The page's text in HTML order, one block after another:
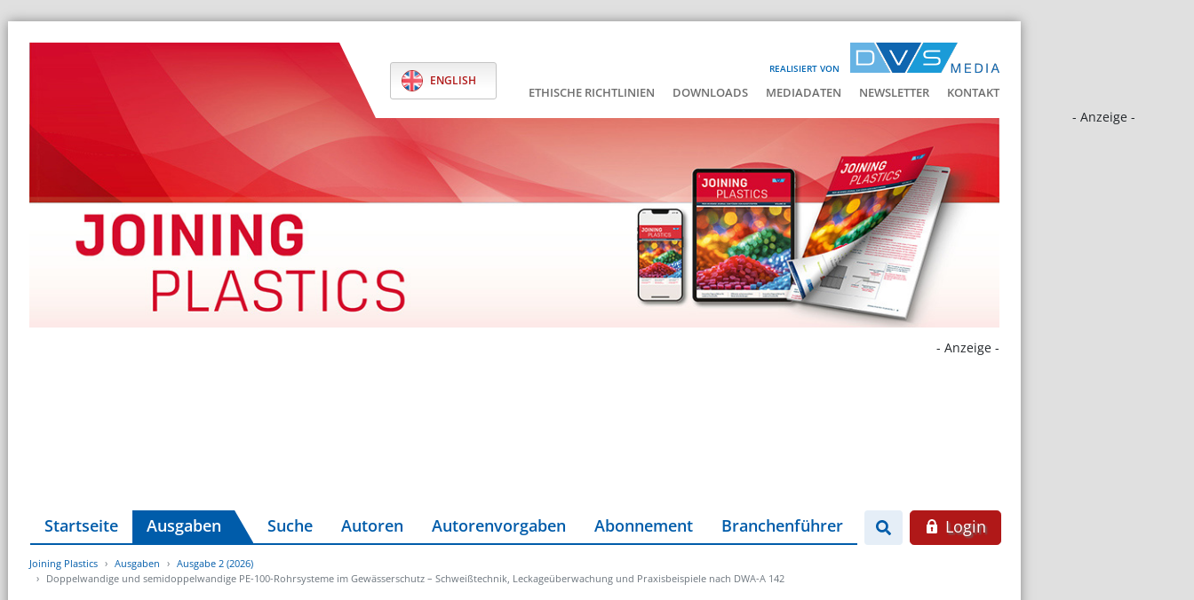
REALISIERT VON
ENGLISH
ETHISCHE RICHTLINIEN DOWNLOADS MEDIADATEN NEWSLETTER KONTAKT
- Anzeige -
- Anzeige -
Startseite Ausgaben Suche Autoren Autorenvorgaben Abonnement Branchenführer Login
Joining Plastics Ausgaben
Ausgabe 2 (2026)
Doppelwandige und semidoppelwandige PE-100-Rohrsysteme im Gewässerschutz – Schweißtechnik, Leckageüberwachung und Praxisbeispiele nach DWA-A 142